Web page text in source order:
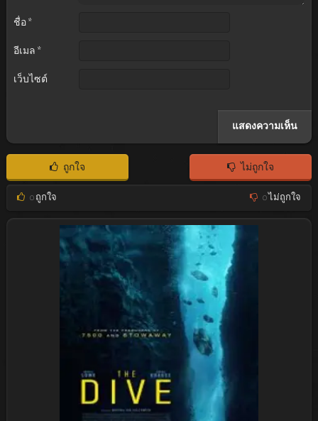
ชื่อ *
อีเมล *
เว็บไซต์
ถูกใจ ไม่ถูกใจ
0ถูกใจ 0ไม่ถูกใจ